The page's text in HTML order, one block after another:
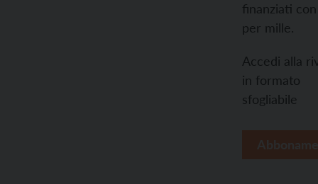
finanziati con
per mille.
Accedi alla
in formato
sfogliabile